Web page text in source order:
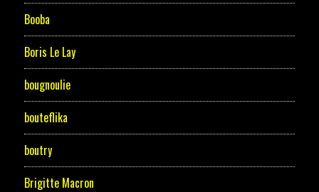
Booba
Boris Le Lay
bougnoulie
bouteflika
boutry
Brigitte Macron